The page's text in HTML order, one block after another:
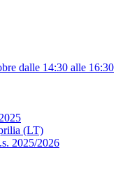
dalle 14:30 alle 16:30
(LT)
2025/2026